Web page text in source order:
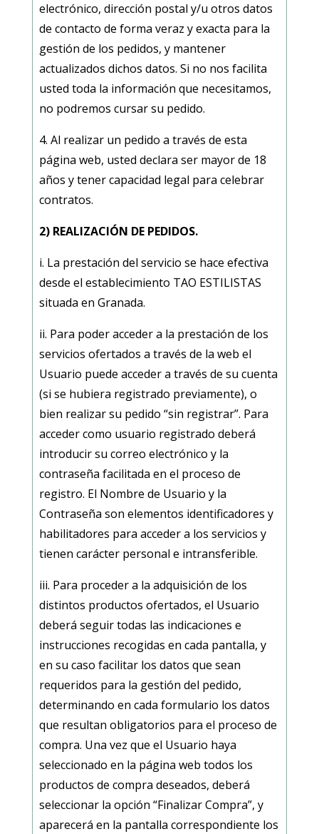
electrónico, dirección postal y/u otros datos
de contacto de forma veraz y exacta para la
gestión de los pedidos, y mantener
actualizados dichos datos. Si no nos facilita
usted toda la información que necesitamos,
no podremos cursar su pedido.
4. Al realizar un pedido a través de esta
página web, usted declara ser mayor de 18
años y tener capacidad legal para celebrar
contratos.
2) REALIZACIÓN DE PEDIDOS.
i. La prestación del servicio se hace efectiva
desde el establecimiento TAO ESTILISTAS
situada en Granada.
ii. Para poder acceder a la prestación de los
servicios ofertados a través de la web el
Usuario puede acceder a través de su cuenta
(si se hubiera registrado previamente), o
bien realizar su pedido “sin registrar”. Para
acceder como usuario registrado deberá
introducir su correo electrónico y la
contraseña facilitada en el proceso de
registro. El Nombre de Usuario y la
Contraseña son elementos identificadores y
habilitadores para acceder a los servicios y
tienen carácter personal e intransferible.
iii. Para proceder a la adquisición de los
distintos productos ofertados, el Usuario
deberá seguir todas las indicaciones e
instrucciones recogidas en cada pantalla, y
en su caso facilitar los datos que sean
requeridos para la gestión del pedido,
determinando en cada formulario los datos
que resultan obligatorios para el proceso de
compra. Una vez que el Usuario haya
seleccionado en la página web todos los
productos de compra deseados, deberá
seleccionar la opción “Finalizar Compra”, y
aparecerá en la pantalla correspondiente los